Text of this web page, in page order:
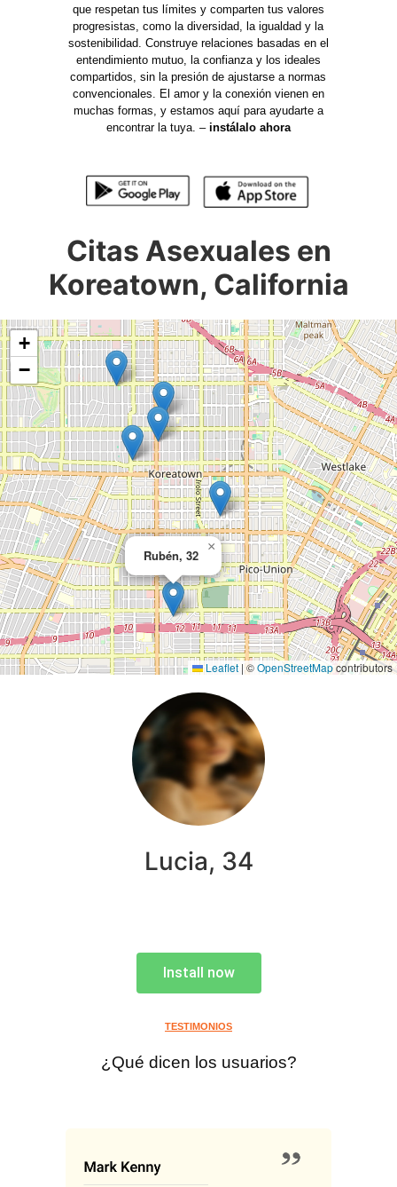
que respetan tus límites y comparten tus valores
progresistas, como la diversidad, la igualdad y la
sostenibilidad. Construye relaciones basadas en el
entendimiento mutuo, la confianza y los ideales
compartidos, sin la presión de ajustarse a normas
convencionales. El amor y la conexión vienen en
muchas formas, y estamos aquí para ayudarte a
encontrar la tuya. – instálalo ahora
Citas Asexuales en
Koreatown, California
Rubén, 32
×
+
−
Leaflet |©OpenStreetMapcontributors
Lucia, 34
Install now
TESTIMONIOS
¿Qué dicen los usuarios?